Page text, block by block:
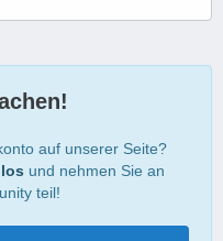
auf unserer Seite?
und nehmen Sie an
teil!